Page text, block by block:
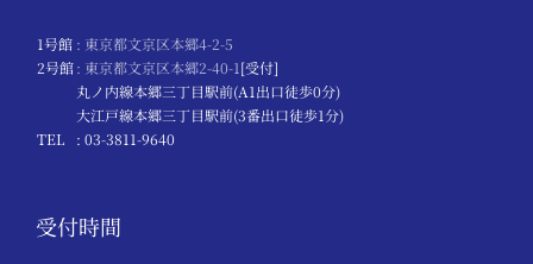
1号館 : 東京都文京区本郷4-2-5
2号館: 東京都文京区本郷2-40-1[受付]
丸ノ内線本郷三丁目駅前(A1出口徒歩0分)
大江戸線本郷三丁目駅前(3番出口徒歩1分)
TEL
: 03-3811-9640
受付時間